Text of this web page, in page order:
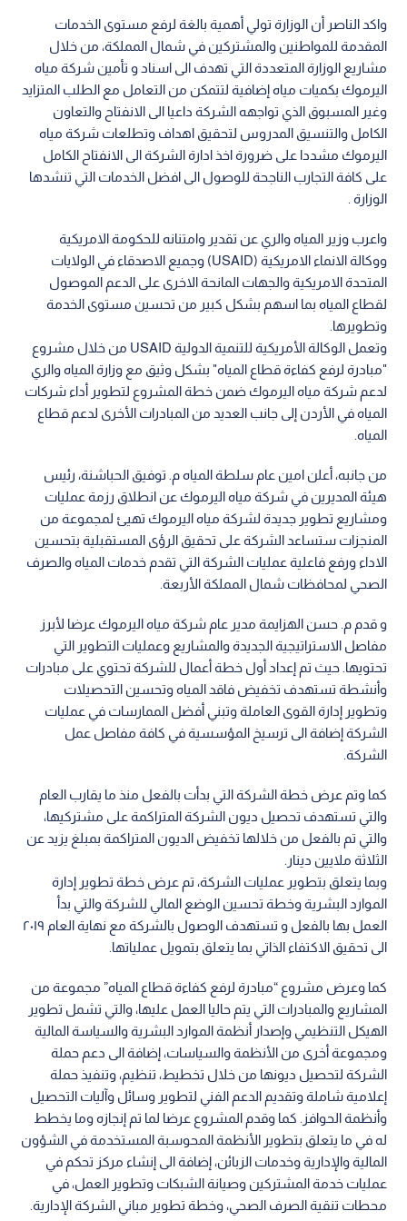
واكد الناصر أن الوزارة تولي أهمية بالغة لرفع مستوى الخدمات
المقدمة للمواطنين والمشتركين في شمال المملكة، من خلال
مشاريع الوزارة المتعددة التي تهدف الى اسناد و تأمين شركة مياه
اليرموك بكميات مياه إضافية لتتمكن من التعامل مع الطلب المتزايد
وغير المسبوق الذي تواجهه الشركة داعيا الى الانفتاح والتعاون
الكامل والتنسيق المدروس لتحقيق اهداف وتطلعات شركة مياه
اليرموك مشددا على ضرورة اخذ ادارة الشركة الى الانفتاح الكامل
على كافة التجارب الناجحة للوصول الى افضل الخدمات التي تنشدها
الوزارة .
واعرب وزير المياه والري عن تقدير وامتنانه للحكومة الامريكية
ووكالة الانماء الامريكية (USAID) وجميع الاصدقاء في الولايات
المتحدة الامريكية والجهات المانحة الاخرى على الدعم الموصول
لقطاع المياه بما اسهم بشكل كبير من تحسين مستوى الخدمة
وتطويرها.
وتعمل الوكالة الأمريكية للتنمية الدولية USAID من خلال مشروع
"مبادرة لرفع كفاءة قطاع المياه" بشكل وثيق مع وزارة المياه والري
لدعم شركة مياه اليرموك ضمن خطة المشروع لتطوير أداء شركات
المياه في الأردن إلى جانب العديد من المبادرات الأخرى لدعم قطاع
المياه.
من جانبه، أعلن امين عام سلطة المياه م. توفيق الحباشنة، رئيس
هيئة المديرين في شركة مياه اليرموك عن انطلاق رزمة عمليات
ومشاريع تطوير جديدة لشركة مياه اليرموك تهيئ لمجموعة من
المنجزات ستساعد الشركة على تحقيق الرؤى المستقبلية بتحسين
الاداء ورفع فاعلية عمليات الشركة التي تقدم خدمات المياه والصرف
الصحي لمحافظات شمال المملكة الأربعة.
و قدم م. حسن الهزايمة مدير عام شركة مياه اليرموك عرضا لأبرز
مفاصل الاستراتيجية الجديدة والمشاريع وعمليات التطوير التي
تحتويها. حيث تم إعداد أول خطة أعمال للشركة تحتوي على مبادرات
وأنشطة تستهدف تخفيض فاقد المياه وتحسين التحصيلات
وتطوير إدارة القوى العاملة وتبني أفضل الممارسات في عمليات
الشركة إضافة الى ترسيخ المؤسسية في كافة مفاصل عمل
الشركة.
كما وتم عرض خطة الشركة التي بدأت بالفعل منذ ما يقارب العام
والتي تستهدف تحصيل ديون الشركة المتراكمة على مشتركيها،
والتي تم بالفعل من خلالها تخفيض الديون المتراكمة بمبلغ يزيد عن
الثلاثة ملايين دينار.
وبما يتعلق بتطوير عمليات الشركة، تم عرض خطة تطوير إدارة
الموارد البشرية وخطة تحسين الوضع المالي للشركة والتي بدأ
العمل بها بالفعل و تستهدف الوصول بالشركة مع نهاية العام ٢٠١٩
الى تحقيق الاكتفاء الذاتي بما يتعلق بتمويل عملياتها.
كما وعرض مشروع “مبادرة لرفع كفاءة قطاع المياه” مجموعة من
المشاريع والمبادرات التي يتم حاليا العمل عليها، والتي تشمل تطوير
الهيكل التنظيمي وإصدار أنظمة الموارد البشرية والسياسة المالية
ومجموعة أخرى من الأنظمة والسياسات، إضافة الى دعم حملة
الشركة لتحصيل ديونها من خلال تخطيط، تنظيم، وتنفيذ حملة
إعلامية شاملة وتقديم الدعم الفني لتطوير وسائل وآليات التحصيل
وأنظمة الحوافز. كما وقدم المشروع عرضا لما تم إنجازه وما يخطط
له في ما يتعلق بتطوير الأنظمة المحوسبة المستخدمة في الشؤون
المالية والإدارية وخدمات الزبائن، إضافة الى إنشاء مركز تحكم في
عمليات خدمة المشتركين وصيانة الشبكات وتطوير العمل، في
محطات تنقية الصرف الصحي، وخطة تطوير مباني الشركة الإدارية.